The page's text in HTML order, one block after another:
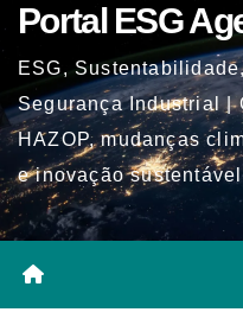
Portal ESG
ESG,
Segurança Industrial |
HAZOP, mudanças
e inovação sustentável